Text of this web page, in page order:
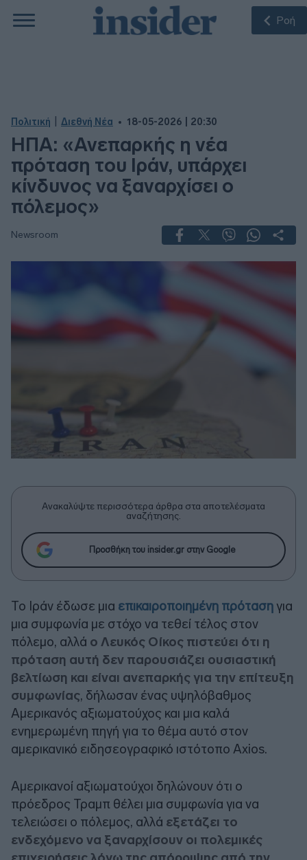
Ροή
Πολιτική Διεθνή Νέα 18-05-2026 | 20:30
ΗΠΑ: «Ανεπαρκής η νέα
πρόταση του Ιράν, υπάρχει
κίνδυνος να ξαναρχίσει ο
πόλεμος»
Newsroom
Ανακαλύψτε περισσότερα άρθρα στα αποτελέσματα
αναζήτησης.
Προσθήκη του insider.gr στην Google
Το Ιράν έδωσε μια επικαιροποιημένη πρόταση για
μια συμφωνία με στόχο να τεθεί τέλος στον
πόλεμο, αλλά ο Λευκός Οίκος πιστεύει ότι η
πρόταση αυτή δεν παρουσιάζει ουσιαστική
βελτίωση και είναι ανεπαρκής για την επίτευξη
συμφωνίας, δήλωσαν ένας υψηλόβαθμος
Αμερικανός αξιωματούχος και μια καλά
ενημερωμένη πηγή για το θέμα αυτό στον
αμερικανικό ειδησεογραφικό ιστότοπο Axios.
Αμερικανοί αξιωματούχοι δηλώνουν ότι ο
πρόεδρος Τραμπ θέλει μια συμφωνία για να
τελειώσει ο πόλεμος, αλλά εξετάζει το
ενδεχόμενο να ξαναρχίσουν οι πολεμικές